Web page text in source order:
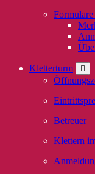
Kletterturm
Betreuer
Klettern